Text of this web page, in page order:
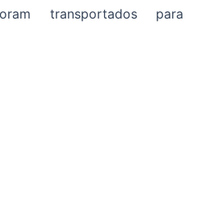
transportados para